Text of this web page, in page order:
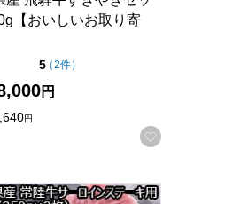
に登録する
【おいしいお取り寄
5点（5点満点中）
（2件の評価
）
円
円
お気に入
【おいしいお取り寄せ】
産 常陸牛サーロインステーキ用